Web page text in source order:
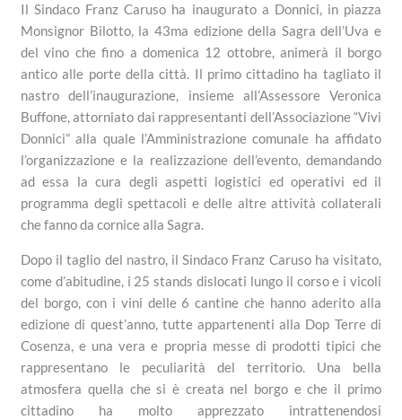
Il Sindaco Franz Caruso ha inaugurato a Donnici, in piazza
Monsignor Bilotto, la 43ma edizione della Sagra dell’Uva e
del vino che fino a domenica 12 ottobre, animerà il borgo
antico alle porte della città. Il primo cittadino ha tagliato il
nastro dell’inaugurazione, insieme all’Assessore Veronica
Buffone, attorniato dai rappresentanti dell’Associazione “Vivi
Donnici” alla quale l’Amministrazione comunale ha affidato
l’organizzazione e la realizzazione dell’evento, demandando
ad essa la cura degli aspetti logistici ed operativi ed il
programma degli spettacoli e delle altre attività collaterali
che fanno da cornice alla Sagra.
Dopo il taglio del nastro, il Sindaco Franz Caruso ha visitato,
come d’abitudine, i 25 stands dislocati lungo il corso e i vicoli
del borgo, con i vini delle 6 cantine che hanno aderito alla
edizione di quest’anno, tutte appartenenti alla Dop Terre di
Cosenza, e una vera e propria messe di prodotti tipici che
rappresentano le peculiarità del territorio. Una bella
atmosfera quella che si è creata nel borgo e che il primo
cittadino ha molto apprezzato intrattenendosi